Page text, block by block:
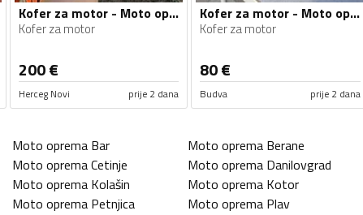
Kofer za motor - Moto oprema
Kofer za motor
200€
Herceg Novi prije 2 dana
Kofer za motor - Moto oprema
Kofer za motor
80€
Budva prije 2 dana
Moto oprema Bar Moto oprema Berane
Moto opremaCetinje Moto oprema Danilovgrad
Moto oprema Kolašin Moto oprema Kotor
Moto oprema Petnjica Moto oprema Plav